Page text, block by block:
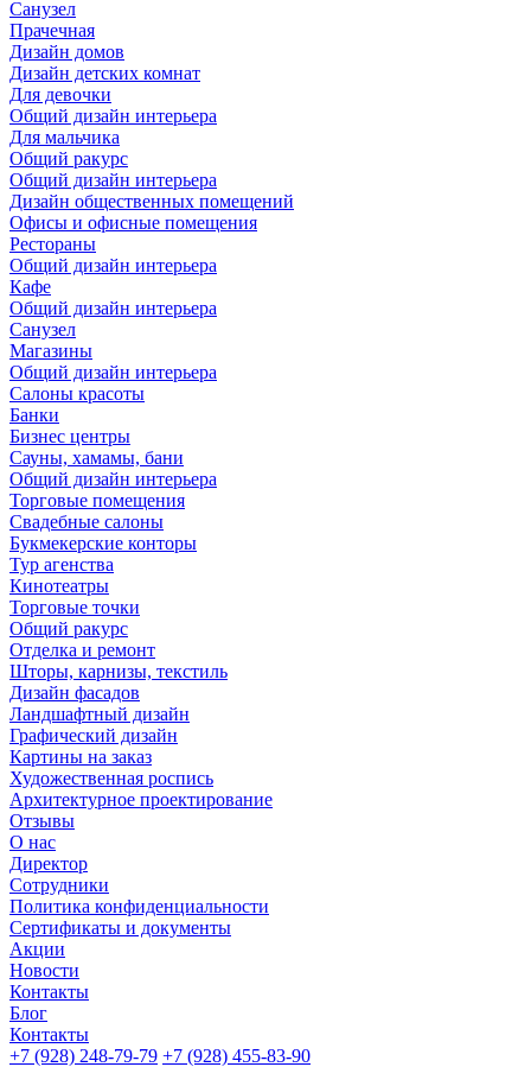
Санузел
Прачечная
Дизайн домов
Дизайн детских комнат
Для девочки
Общий дизайн интерьера
Для мальчика
Общий ракурс
Общий дизайн интерьера
Дизайн общественных помещений
Офисы и офисные помещения
Рестораны
Общий дизайн интерьера
Кафе
Общий дизайн интерьера
Санузел
Магазины
Общий дизайн интерьера
Салоны красоты
Банки
Бизнес центры
Сауны, хамамы, бани
Общий дизайн интерьера
Торговые помещения
Свадебные салоны
Букмекерские конторы
Тур агенства
Кинотеатры
Торговые точки
Общий ракурс
Отделка и ремонт
Шторы, карнизы, текстиль
Дизайн фасадов
Ландшафтный дизайн
Графический дизайн
Картины на заказ
Художественная роспись
Архитектурное проектирование
Отзывы
О нас
Директор
Сотрудники
Политика конфиденциальности
Сертификаты и документы
Акции
Новости
Контакты
Блог
Контакты
+7 (928) 248-79-79 +7 (928) 455-83-90